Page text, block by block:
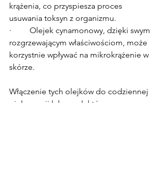
krążenia, co przyspiesza proces
usuwania toksyn z organizmu.
·         Olejek cynamonowy, dzięki swym
rozgrzewającym właściwościom, może
korzystnie wpływać na mikrokrążenie w
skórze.
Włączenie tych olejków do codziennej
pielęgnacji lub produktów